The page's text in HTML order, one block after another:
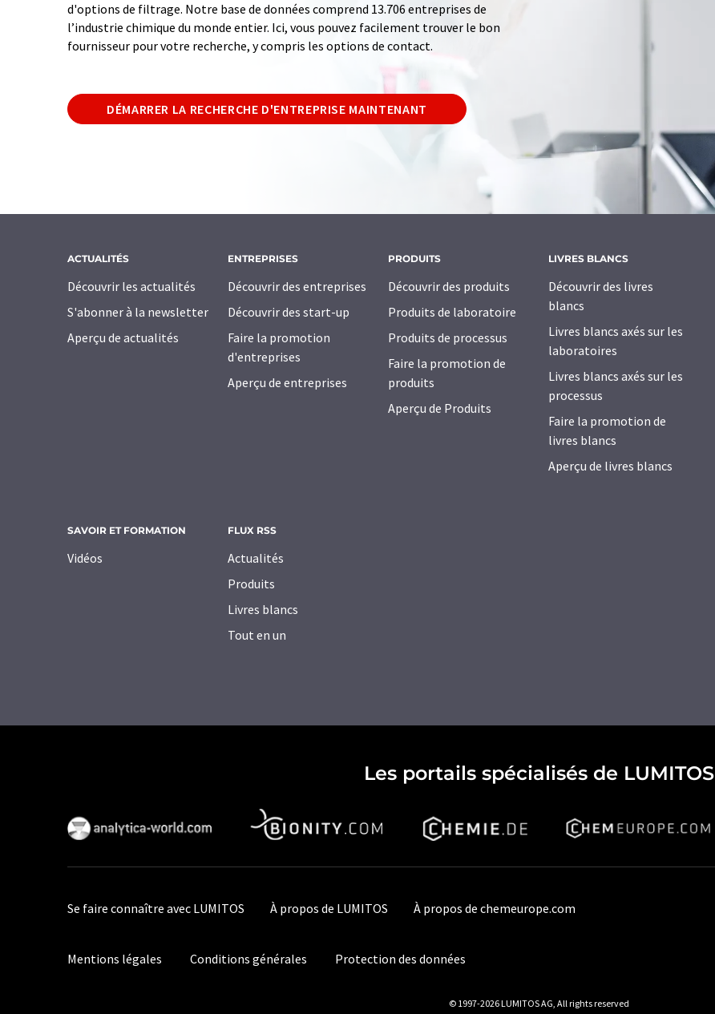
d'options de filtrage. Notre base de données comprend 13.706 entreprises de
l’industrie chimique du monde entier. Ici, vous pouvez facilement trouver le bon
fournisseur pour votre recherche, y compris les options de contact.
DÉMARRER LA RECHERCHE D'ENTREPRISE MAINTENANT
ACTUALITÉS
Découvrir les actualités
S'abonner à la newsletter
Aperçu de actualités
ENTREPRISES
Découvrir des entreprises
Découvrir des start-up
Faire la promotion
d'entreprises
Aperçu de entreprises
PRODUITS
Découvrir des produits
Produits de laboratoire
Produits de processus
Faire la promotion de
produits
Aperçu de Produits
LIVRES BLANCS
Découvrir des livres
blancs
Livres blancs axés sur les
laboratoires
Livres blancs axés sur les
processus
Faire la promotion de
livres blancs
Aperçu de livres blancs
SAVOIR ET FORMATION
Vidéos
FLUX RSS
Actualités
Produits
Livres blancs
Tout en un
Les portails spécialisés de LUMITOS
Se faire connaître avec LUMITOS À propos de LUMITOS À propos de chemeurope.com
Mentions légales Conditions générales Protection des données
© 1997-2026 LUMITOS AG, All rights reserved